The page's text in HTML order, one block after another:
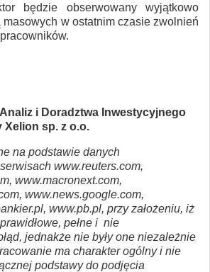
będzie obserwowany wyjątkowo
w ostatnim czasie zwolnień
i Doradztwa Inwestycyjnego
Xelion sp. z o.o.
na podstawie danych
www.reuters.com,
www.macronext.com,
www.news.google.com,
www.pb.pl, przy założeniu, iż
pełne i nie
jednakże nie były one niezależnie
ma charakter ogólny i nie
podstawy do podjęcia